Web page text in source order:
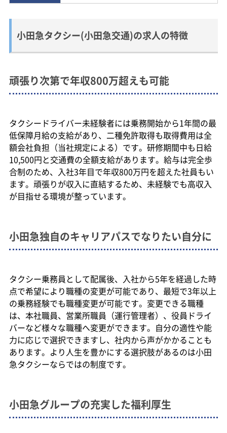
小田急タクシー(小田急交通)の求人の特徴
頑張り次第で年収800万超えも可能
タクシードライバー未経験者には乗務開始から1年間の最
低保障月給の支給があり、二種免許取得も取得費用は全
額会社負担（当社規定による）です。研修期間中も日給
10,500円と交通費の全額支給があります。給与は完全歩
合制のため、入社3年目で年収800万円を超えた社員もい
ます。頑張りが収入に直結するため、未経験でも高収入
が目指せる環境が整っています。
小田急独自のキャリアパスでなりたい自分に
タクシー乗務員として配属後、入社から5年を経過した時
点で希望により職種の変更が可能であり、最短で3年以上
の乗務経験でも職種変更が可能です。変更できる職種
は、本社職員、営業所職員（運行管理者）、役員ドライ
バーなど様々な職種へ変更ができます。自分の適性や能
力に応じで選択できますし、社内から声がかかることも
あります。より人生を豊かにする選択肢があるのは小田
急タクシーならではの制度です。
小田急グループの充実した福利厚生